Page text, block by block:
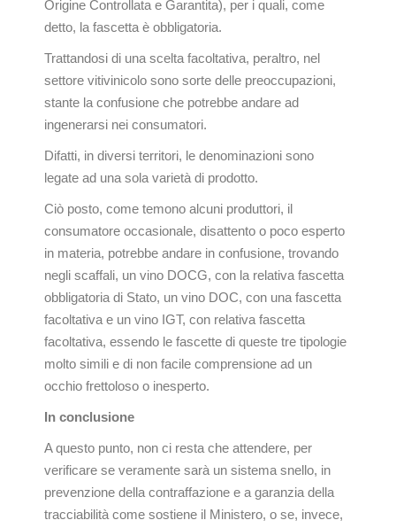
Origine Controllata e Garantita), per i quali, come
detto, la fascetta è obbligatoria.
Trattandosi di una scelta facoltativa, peraltro, nel
settore vitivinicolo sono sorte delle preoccupazioni,
stante la confusione che potrebbe andare ad
ingenerarsi nei consumatori.
Difatti, in diversi territori, le denominazioni sono
legate ad una sola varietà di prodotto.
Ciò posto, come temono alcuni produttori, il
consumatore occasionale, disattento o poco esperto
in materia, potrebbe andare in confusione, trovando
negli scaffali, un vino DOCG, con la relativa fascetta
obbligatoria di Stato, un vino DOC, con una fascetta
facoltativa e un vino IGT, con relativa fascetta
facoltativa, essendo le fascette di queste tre tipologie
molto simili e di non facile comprensione ad un
occhio frettoloso o inesperto.
In conclusione
A questo punto, non ci resta che attendere, per
verificare se veramente sarà un sistema snello, in
prevenzione della contraffazione e a garanzia della
tracciabilità come sostiene il Ministero, o se, invece,